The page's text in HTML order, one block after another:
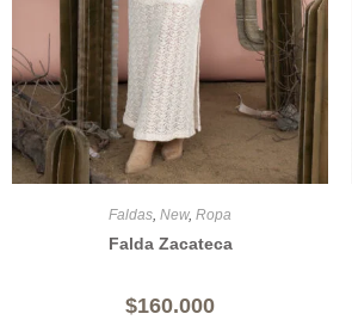
Faldas, New, Ropa
Falda Zacateca
$160.000